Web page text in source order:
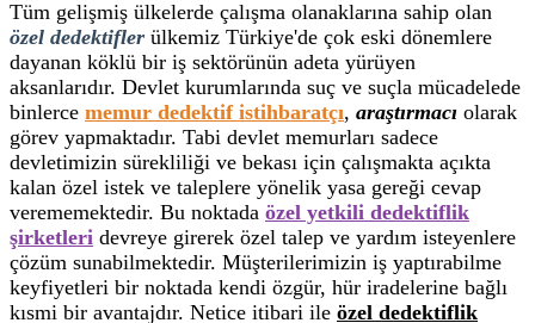
Tüm gelişmiş ülkelerde çalışma olanaklarına sahip olan
özel dedektifler ülkemiz Türkiye'de çok eski dönemlere
dayanan köklü bir iş sektörünün adeta yürüyen
aksanlarıdır. Devlet kurumlarında suç ve suçla mücadelede
binlerce memur dedektif istihbaratçı, araştırmacı olarak
görev yapmaktadır. Tabi devlet memurları sadece
devletimizin sürekliliği ve bekası için çalışmakta açıkta
kalan özel istek ve taleplere yönelik yasa gereği cevap
verememektedir. Bu noktada özel yetkili dedektiflik
şirketleri devreye girerek özel talep ve yardım isteyenlere
çözüm sunabilmektedir. Müşterilerimizin iş yaptırabilme
keyfiyetleri bir noktada kendi özgür, hür iradelerine bağlı
kısmi bir avantajdır. Netice itibari ile özel dedektiflik